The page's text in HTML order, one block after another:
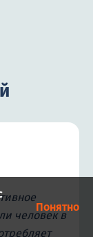
человек в
Понятно